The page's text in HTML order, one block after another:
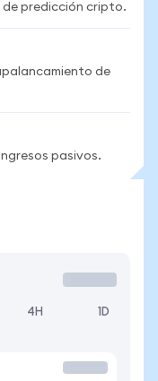
de predicción cripto.
de
pasivos.
4H 1D